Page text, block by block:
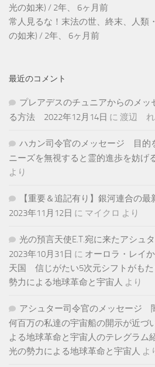
光の如来) / 2年、 6ヶ月前
常人見るな！末法の世、終末、人類
の如来) / 2年、 6ヶ月前
最近のコメント
プレアデスのチュニアからのメ
る方法 2022年12月14日 に 渡辺 れ
ハカン司令官のメッセージ 目
ニーズを無視すると霊的進歩を妨げ
より
【重要＆追記有り】銀河連合の
2023年11月12日 に マイクロ より
光の預言天使E.T.宛に来たアシュ
2023年10月31日 に オーロラ・レイ
天国 信じがたい5次元シフトがも
勢力による地球革命と宇宙人 より
アシュター司令官のメッセージ
何百万の私達の宇宙船の開示が近づ
よる地球革命と宇宙人のテレグラ
光の勢力による地球革命と宇宙人 よ